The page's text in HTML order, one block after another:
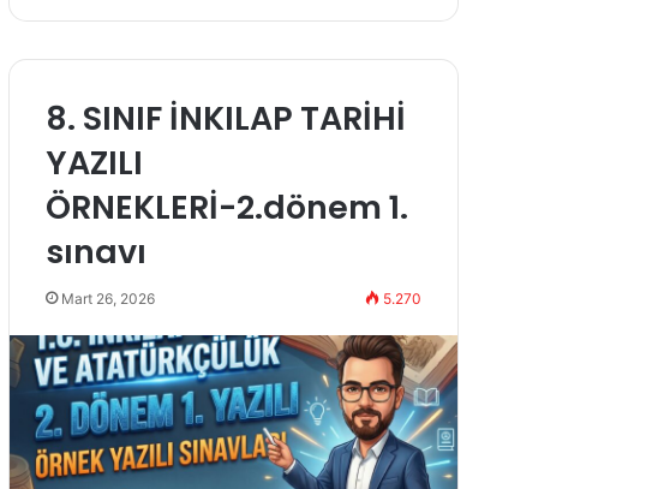
8. SINIF İNKILAP TARİHİ
YAZILI
ÖRNEKLERİ-2.dönem 1.
sınavı
Mart 26, 2026 5.270